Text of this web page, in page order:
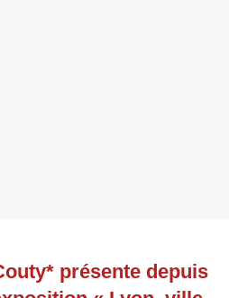
présente depuis